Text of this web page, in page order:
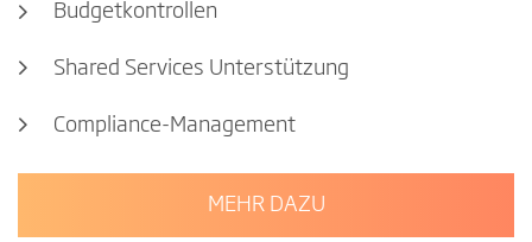
Budgetkontrollen
Shared Services Unterstützung
Compliance-Management
MEHR DAZU